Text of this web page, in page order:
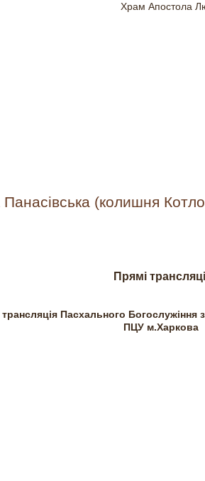
(колишня
Прямі
Пасхального Богослужіння
ПЦУ м.Харкова